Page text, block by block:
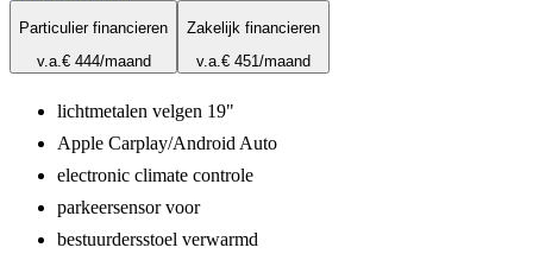
Particulier financieren
v.a.€ 444/maand
Zakelijk financieren
v.a.€ 451/maand
lichtmetalen velgen 19"
Apple Carplay/Android Auto
electronic climate controle
parkeersensor voor
bestuurdersstoel verwarmd